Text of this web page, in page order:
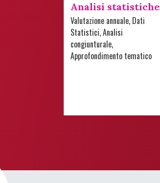
Analisi statistiche
Valutazione annuale, Dati
Statistici, Analisi
congiunturale,
Approfondimento tematico